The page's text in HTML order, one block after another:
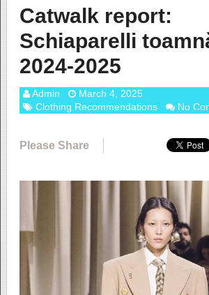
Catwalk report:
Schiaparelli
2024-2025
Admin
March 4, 2025
Clothing Recommendations
No
Please Share